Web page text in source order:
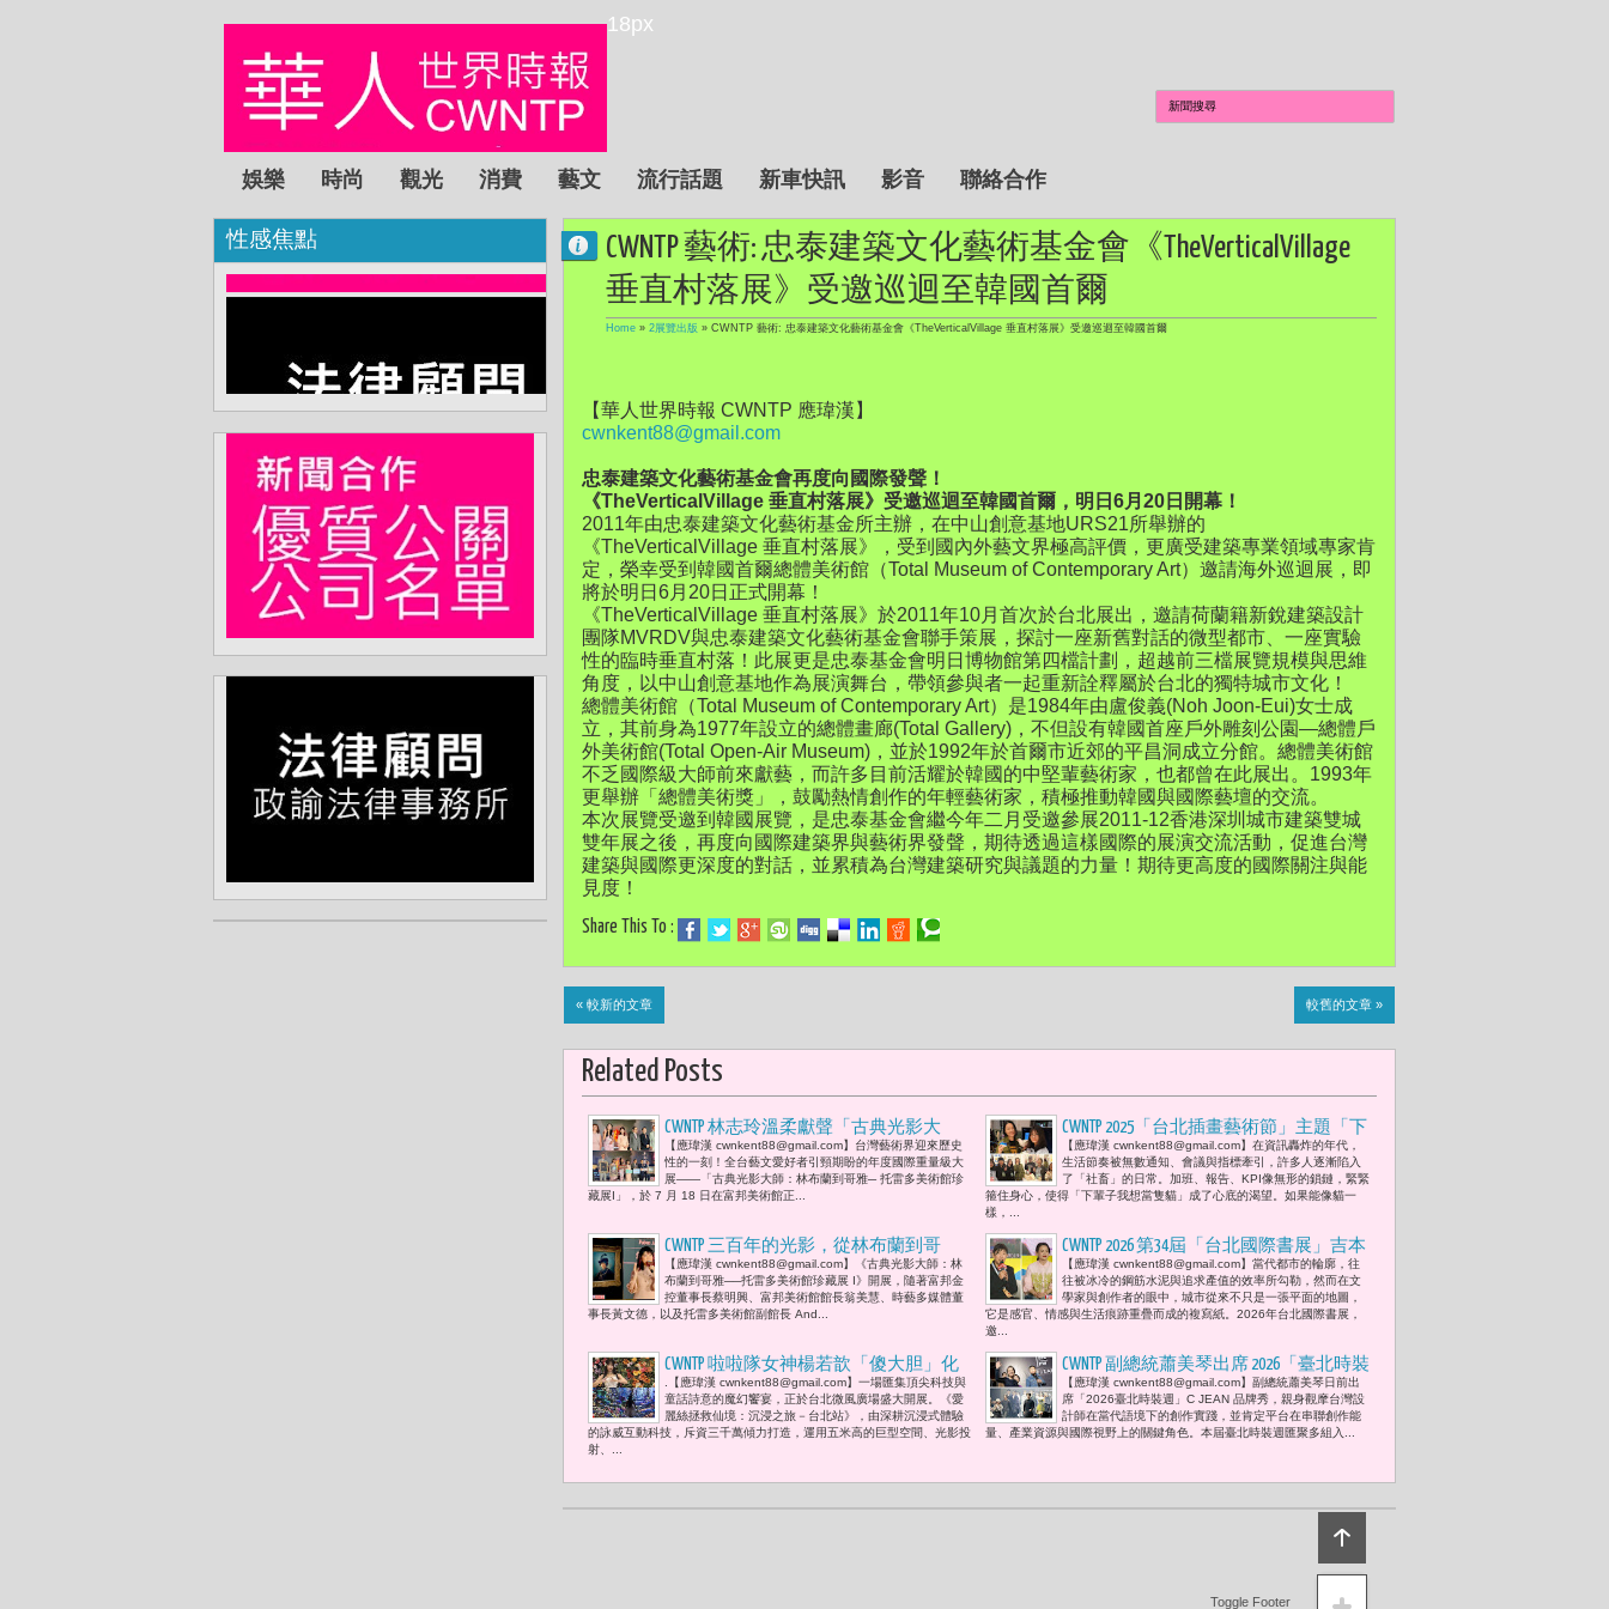
18px
娛樂 時尚 觀光 消費 藝文 流行話題 新車快訊 影音 聯絡合作
CWNTP 藝術: 忠泰建築文化藝術基金會《TheVerticalVillage
垂直村落展》受邀巡迴至韓國首爾
Home » 2展覽出版 » CWNTP 藝術: 忠泰建築文化藝術基金會《TheVerticalVillage 垂直村落展》受邀巡迴至韓國首爾
【華人世界時報 CWNTP 應瑋漢】
cwnkent88@gmail.com
忠泰建築文化藝術基金會再度向國際發聲！
《TheVerticalVillage 垂直村落展》受邀巡迴至韓國首爾，明日6月20日開幕！
2011年由忠泰建築文化藝術基金所主辦，在中山創意基地URS21所舉辦的
《TheVerticalVillage 垂直村落展》，受到國內外藝文界極高評價，更廣受建築專業領域專家肯
定，榮幸受到韓國首爾總體美術館（Total Museum of Contemporary Art）邀請海外巡迴展，即
將於明日6月20日正式開幕！
《TheVerticalVillage 垂直村落展》於2011年10月首次於台北展出，邀請荷蘭籍新銳建築設計
團隊MVRDV與忠泰建築文化藝術基金會聯手策展，探討一座新舊對話的微型都市、一座實驗
性的臨時垂直村落！此展更是忠泰基金會明日博物館第四檔計劃，超越前三檔展覽規模與思維
角度，以中山創意基地作為展演舞台，帶領參與者一起重新詮釋屬於台北的獨特城市文化！
總體美術館（Total Museum of Contemporary Art）是1984年由盧俊義(Noh Joon-Eui)女士成
立，其前身為1977年設立的總體畫廊(Total Gallery)，不但設有韓國首座戶外雕刻公園—總體戶
外美術館(Total Open-Air Museum)，並於1992年於首爾市近郊的平昌洞成立分館。總體美術館
不乏國際級大師前來獻藝，而許多目前活耀於韓國的中堅輩藝術家，也都曾在此展出。1993年
更舉辦「總體美術獎」，鼓勵熱情創作的年輕藝術家，積極推動韓國與國際藝壇的交流。
本次展覽受邀到韓國展覽，是忠泰基金會繼今年二月受邀參展2011-12香港深圳城市建築雙城
雙年展之後，再度向國際建築界與藝術界發聲，期待透過這樣國際的展演交流活動，促進台灣
建築與國際更深度的對話，並累積為台灣建築研究與議題的力量！期待更高度的國際關注與能
見度！
Share This To :
« 較新的文章 較舊的文章 »
Related Posts
CWNTP 林志玲溫柔獻聲「古典光影大
師」特展 富邦美術館盛大開幕 點亮林
布蘭、哥雅、透納等52件 托雷多美術館
三百年藝術傳奇
【應瑋漢 cwnkent88@gmail.com】台灣藝術界迎來歷史
性的一刻！全台藝文愛好者引頸期盼的年度國際重量級大
展——「古典光影大師：林布蘭到哥雅─ 托雷多美術館珍
藏展I」，於 7 月 18 日在富邦美術館正...
CWNTP 2025「台北插畫藝術節」主題「下
輩子我想當隻貓」實踐大學曲家瑞老師
領軍學生參展 展現校園原創IP新能量 比
奇波圖文、食料品制作所、CRABBITO、
樂趣
【應瑋漢 cwnkent88@gmail.com】在資訊轟炸的年代，
生活節奏被無數通知、會議與指標牽引，許多人逐漸陷入
了「社畜」的日常。加班、報告、KPI像無形的鎖鏈，緊緊
箍住身心，使得「下輩子我想當隻貓」成了心底的渴望。如果能像貓一
樣，...
CWNTP 三百年的光影，從林布蘭到哥
雅，看見台灣與世界相遇。富邦美術館
館長 翁美慧：「因為知識，AI 都可以告
訴你；但真正站在世界級真跡藝術作品
量。」
【應瑋漢 cwnkent88@gmail.com】《古典光影大師：林
布蘭到哥雅──托雷多美術館珍藏展 I》開展，隨著富邦金
控董事長蔡明興、富邦美術館館長翁美慧、時藝多媒體董
事長黃文德，以及托雷多美術館副館長 And...
CWNTP 2026 第34屆「台北國際書展」吉本
芭娜娜與曾寶儀對談：全球在不斷變動
的社會中，我們該如何定義「家」？
【應瑋漢 cwnkent88@gmail.com】​當代都市的輪廓，往
往被冰冷的鋼筋水泥與追求產值的效率所勾勒，然而在文
學家與創作者的眼中，城市從來不只是一張平面的地圖，
它是感官、情感與生活痕跡重疊而成的複寫紙。2026年台北國際書展，
邀...
CWNTP 啦啦隊女神楊若歆「傻大胆」化
身 《愛麗絲拯救仙境》「有時正是憑藉
著一股『 傻勁 』，才能激發出完成夢
想的勇氣與動力。」
.【應瑋漢 cwnkent88@gmail.com】一場匯集頂尖科技與
童話詩意的魔幻饗宴，正於台北微風廣場盛大開展。《愛
麗絲拯救仙境：沉浸之旅－台北站》，由深耕沉浸式體驗
的詠威互動科技，斥資三千萬傾力打造，運用五米高的巨型空間、光影投
射、...
CWNTP 副總統蕭美琴出席 2026「臺北時裝
週」C JEAN、BOB Jian（簡國彥）、JUST IN
XX（周裕穎）、Yentity等秀出台灣時尚
風格 「Mix不是創意，沒有風格才是問
【應瑋漢 cwnkent88@gmail.com】副總統蕭美琴日前出
席「2026臺北時裝週」C JEAN 品牌秀，親身觀摩台灣設
計師在當代語境下的創作實踐，並肯定平台在串聯創作能
量、產業資源與國際視野上的關鍵角色。本屆臺北時裝週匯聚多組入...
性感焦點
Toggle Footer